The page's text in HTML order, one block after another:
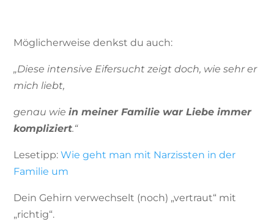
Möglicherweise denkst du auch:
„Diese intensive Eifersucht zeigt doch, wie sehr er
mich liebt,
genau wiein meiner Familie war Liebe immer
kompliziert.“
Lesetipp:Wie geht man mit Narzissten in der
Familie um
Dein Gehirn verwechselt (noch) „vertraut“ mit
„richtig“.